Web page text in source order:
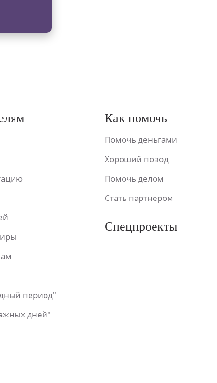
период"
дней"
Как помочь
Помочь деньгами
Хороший повод
Помочь делом
Стать партнером
Спецпроекты